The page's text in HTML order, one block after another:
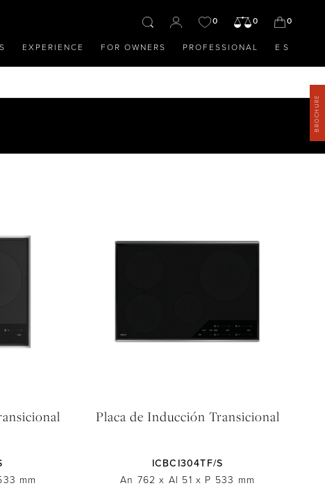
0 0 0
EXPERIENCE FOR OWNERS PROFESSIONAL ES
mm
Placa de Inducción Transicional
ICBCI304TF/S
An 762 x Al 51 x P 533 mm
BROCHURE